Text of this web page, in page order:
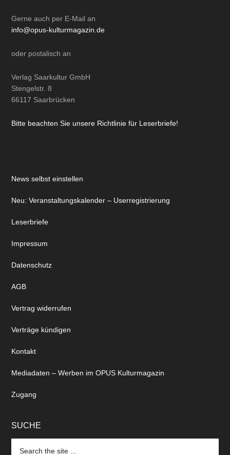
Gerne auch per E-Mail an
info@opus-kulturmagazin.de
oder postalisch an
Verlag Saarkultur GmbH
Stengelstr. 8
66117 Saarbrücken
Bitte beachten Sie unsere Richtlinie für Leserbriefe!
News selbst einstellen
Neu: Veranstaltungskalender – Userregistrierung
Leserbriefe
Impressum
Datenschutz
AGB
Vertrag widerrufen
Verträge kündigen
Kontakt
Mediadaten – Werben im OPUS Kulturmagazin
Zugang
SUCHE